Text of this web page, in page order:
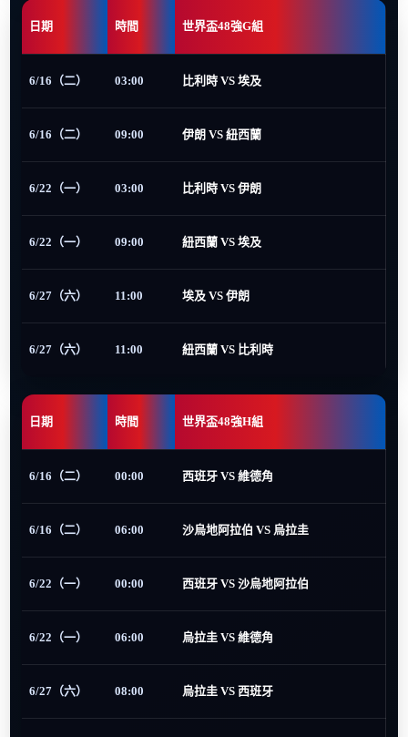
日期 時間 世界盃48強G組
6/16（二） 03:00 比利時 VS 埃及
6/16（二） 09:00 伊朗 VS 紐西蘭
6/22（一） 03:00 比利時 VS 伊朗
6/22（一） 09:00 紐西蘭 VS 埃及
6/27（六） 11:00 埃及 VS 伊朗
6/27（六） 11:00 紐西蘭 VS 比利時
日期 時間 世界盃48強H組
6/16（二） 00:00 西班牙 VS 維德角
6/16（二） 06:00 沙烏地阿拉伯 VS 烏拉圭
6/22（一） 00:00 西班牙 VS 沙烏地阿拉伯
6/22（一） 06:00 烏拉圭 VS 維德角
6/27（六） 08:00 烏拉圭 VS 西班牙